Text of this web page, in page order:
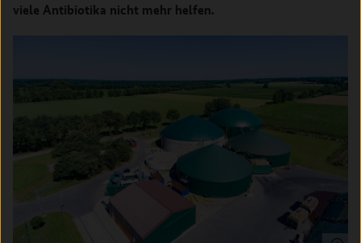
viele Antibiotika nicht mehr helfen.